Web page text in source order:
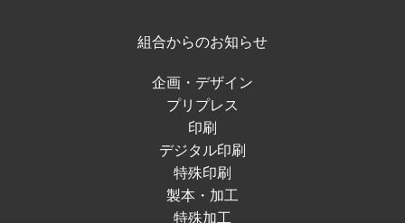
組合からのお知らせ
企画・デザイン
プリプレス
印刷
デジタル印刷
特殊印刷
製本・加工
特殊加工